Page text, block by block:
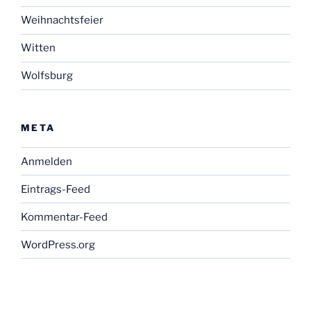
Weihnachtsfeier
Witten
Wolfsburg
META
Anmelden
Eintrags-Feed
Kommentar-Feed
WordPress.org